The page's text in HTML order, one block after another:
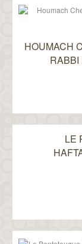
HOUMACH
RABBI
LE